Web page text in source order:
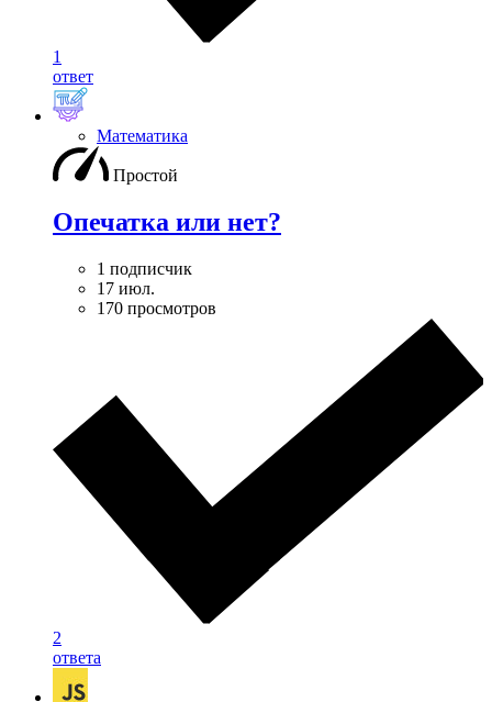
1
ответ
Математика
Простой
Опечатка или нет?
1 подписчик
17 июл.
170 просмотров
2
ответа